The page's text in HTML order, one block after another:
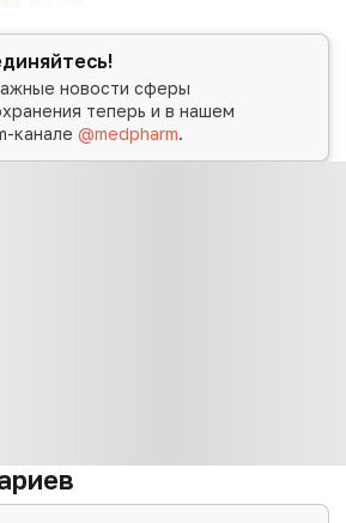
новости сферы
теперь и в нашем
канале@medpharm.